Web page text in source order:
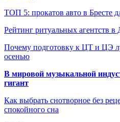
ТОП 5: прокатов авто в Бресте
Рейтинг ритуальных агентств в
Почему подготовку к ЦТ и ЦЭ
осенью
В мировой музыкальной
гигант
Как выбрать снотворное без
спокойного сна